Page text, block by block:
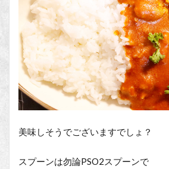
美味しそうでございますでしょ？
スプーンは勿論PSO2スプーンで